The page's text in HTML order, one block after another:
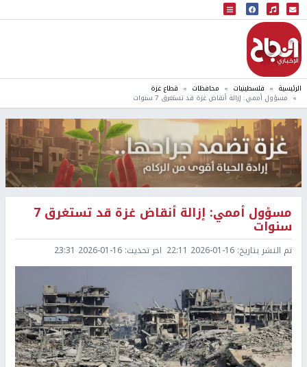
البث المباشر
إذاعة النجاح
الرئيسية فلسطينيات محافظات قطاع غزة
مسؤول أممي: إزالة أنقاض غزة قد تستغرق 7 سنوات
مسؤول أممي: إزالة أنقاض غزة قد تستغرق 7
سنوات
تم النشر بتاريخ: 2026-01-16 22:11 اخر تحديث: 2026-01-16 23:31